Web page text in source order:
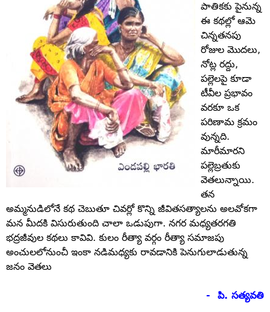
పాతికకు పైనున్న
ఈ కథల్లో ఆమె
చిన్నతనపు
రోజుల మొదలు,
నోట్ల రద్దు,
పల్లెలపై కూడా
టీవీల ప్రభావం
వరకూ ఒక
పరిణామ క్రమం
వున్నది.
మారీమారని
పల్లెబ్రతుకు
వెతలున్నాయి.
తన
అమ్మనుడిలోనే కథ చెబుతూ చివర్లో కొన్ని జీవితసత్యాలను అలవోకగా
మన మీదకి విసురుతుంది చాలా ఒడుపుగా. నగర మధ్యతరగతి
భద్రజీవుల కథలు కావివి. కులం రీత్యా వర్గం రీత్యా సమాజపు
అంచులలోనుంచీ ఇంకా నడిమధ్యకు రావడానికి పెనుగులాడుతున్న
జనం వెతలు
- పి. సత్యవతి